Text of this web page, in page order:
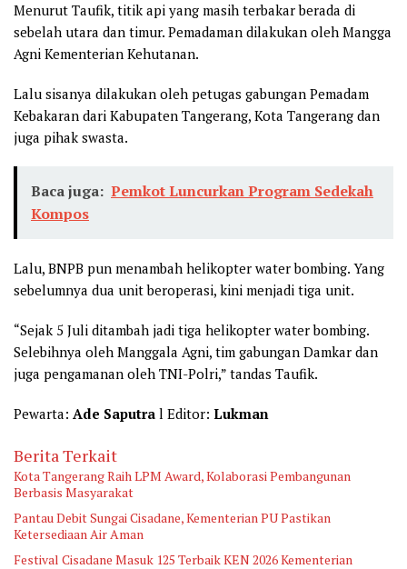
Menurut Taufik, titik api yang masih terbakar berada di
sebelah utara dan timur. Pemadaman dilakukan oleh Mangga
Agni Kementerian Kehutanan.
Lalu sisanya dilakukan oleh petugas gabungan Pemadam
Kebakaran dari Kabupaten Tangerang, Kota Tangerang dan
juga pihak swasta.
Baca juga: Pemkot Luncurkan Program Sedekah
Kompos
Lalu, BNPB pun menambah helikopter water bombing. Yang
sebelumnya dua unit beroperasi, kini menjadi tiga unit.
“Sejak 5 Juli ditambah jadi tiga helikopter water bombing.
Selebihnya oleh Manggala Agni, tim gabungan Damkar dan
juga pengamanan oleh TNI-Polri,” tandas Taufik.
Pewarta: Ade Saputra l Editor: Lukman
Berita Terkait
Kota Tangerang Raih LPM Award, Kolaborasi Pembangunan
Berbasis Masyarakat
Pantau Debit Sungai Cisadane, Kementerian PU Pastikan
Ketersediaan Air Aman
Festival Cisadane Masuk 125 Terbaik KEN 2026 Kementerian